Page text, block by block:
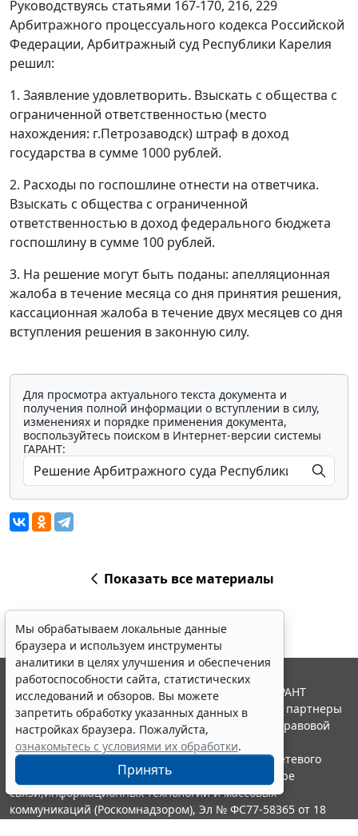
Руководствуясь статьями 167-170, 216, 229
Арбитражного процессуального кодекса Российской
Федерации, Арбитражный суд Республики Карелия
решил:
1. Заявление удовлетворить. Взыскать с общества с
ограниченной ответственностью (место
нахождения: г.Петрозаводск) штраф в доход
государства в сумме 1000 рублей.
2. Расходы по госпошлине отнести на ответчика.
Взыскать с общества с ограниченной
ответственностью в доход федерального бюджета
госпошлину в сумме 100 рублей.
3. На решение могут быть поданы: апелляционная
жалоба в течение месяца со дня принятия решения,
кассационная жалоба в течение двух месяцев со дня
вступления решения в законную силу.
Для просмотра актуального текста документа и
получения полной информации о вступлении в силу,
изменениях и порядке применения документа,
воспользуйтесь поиском в Интернет-версии системы
ГАРАНТ:
Показать все материалы
Мы обрабатываем локальные данные
браузера и используем инструменты
аналитики в целях улучшения и обеспечения
работоспособности сайта, статистических
исследований и обзоров. Вы можете
запретить обработку указанных данных в
настройках браузера. Пожалуйста,
ознакомьтесь с условиями их обработки.
Принять
© ООО "НПП "ГАРАНТ-СЕРВИС", 2026. Система ГАРАНТ
выпускается с 1990 года. Компания "Гарант" и ее партнеры
являются участниками Российской ассоциации правовой
информации ГАРАНТ.
Портал ГАРАНТ.РУ зарегистрирован в качестве сетевого
издания Федеральной службой по надзору в сфере
связи,информационных технологий и массовых
коммуникаций (Роскомнадзором), Эл № ФС77-58365 от 18